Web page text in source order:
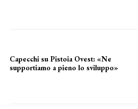
Capecchi su Pistoia Ovest: «Ne
supportiamo a pieno lo sviluppo»